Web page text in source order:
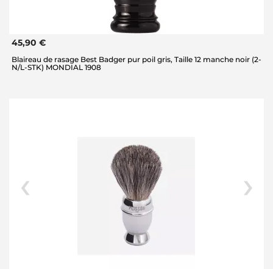
45,90 €
Blaireau de rasage Best Badger pur poil gris, Taille 12 manche noir (2-
N/L-STK) MONDIAL 1908